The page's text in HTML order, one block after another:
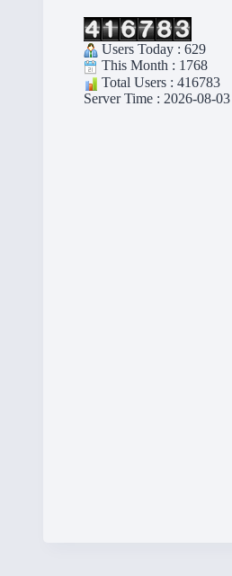
Users Today : 629
This Month : 1768
Total Users : 416783
Server Time : 2026-08-03